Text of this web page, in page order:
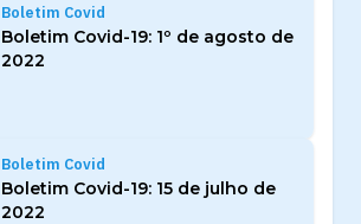
Boletim Covid
Boletim Covid-19: 1º de agosto de
2022
Boletim Covid
Boletim Covid-19: 15 de julho de
2022